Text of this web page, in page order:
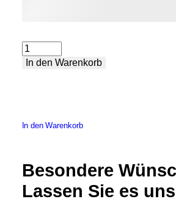
maßgefertigter
Schweißtisch
In den Warenkorb
In den Warenkorb
Besondere
Lassen Sie es